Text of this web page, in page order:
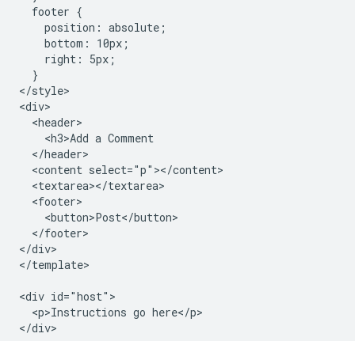
  footer {
    position: absolute;
    bottom: 10px;
    right: 5px;
  }
</style>
<div>
  <header>
    <h3>Add a Comment
  </header>
  <content select="p"></content>
  <textarea></textarea>
  <footer>
    <button>Post</button>
  </footer>
</div>
</template>
<div id="host">
  <p>Instructions go here</p>
</div>